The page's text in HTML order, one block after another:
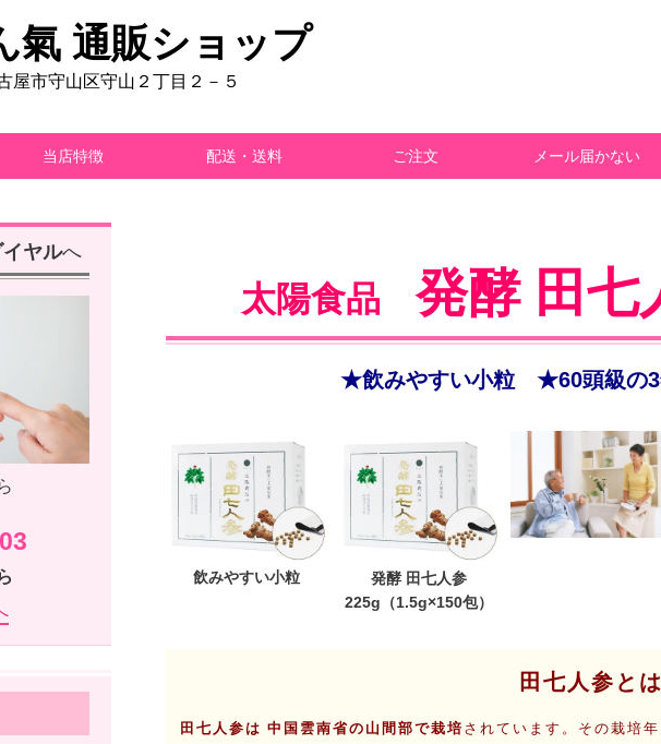
氣 通販ショップ
市守山区守山２丁目２－５
当店特徴 配送・送料 ご注文 メール届かない
太陽食品発酵 田七
★飲みやすい小粒 ★60頭級
飲みやすい小粒
発酵 田七人参
225g（1.5g×150包）
田七人参と
田七人参は 中国雲南省の山間部で栽培 されています。その栽培
ヤルへ